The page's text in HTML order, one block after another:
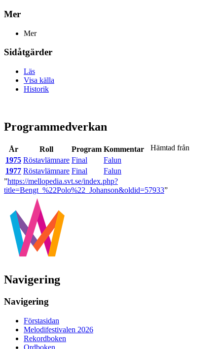
Mer
Mer
Sidåtgärder
Läs
Visa källa
Historik
Programmedverkan
År Roll Program Kommentar
1975 Röstavlämnare Final
Falun
1977 Röstavlämnare Final Falun
Hämtad från
”https://mellopedia.svt.se/index.php?
title=Bengt_%22Polo%22_Johanson&oldid=57933”
Navigering
Navigering
Förstasidan
Melodifestivalen 2026
Rekordboken
Ordboken